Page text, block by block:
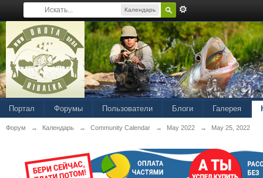
Календарь
Портал Форумы Пользователи Блоги Галерея
Форум → Календарь → Community Calendar → May 2022 → May 25, 2022